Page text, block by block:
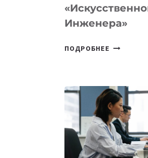
Инженера»
ПОДРОБНЕЕ ДЖЕФФ
ДЛЯ
СОЗДАНИЯ